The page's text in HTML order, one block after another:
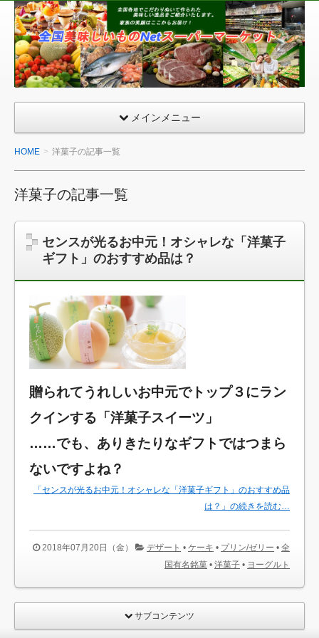
全
国
美
味
も
の
ッ
ト
ス
ー
パ
メインメニュー
HOME 洋菓子の記事一覧
洋菓子の記事一覧
センスが光るお中元！オシャレな「洋菓子
ギフト」のおすすめ品は？
贈られてうれしいお中元でトップ３にラン
クインする「洋菓子スイーツ」
……でも、ありきたりなギフトではつまら
ないですよね？
「センスが光るお中元！オシャレな「洋菓子ギフト」のおすすめ品
は？」の続きを読む…
2018年07月20日（金） デザート • ケーキ • プリン/ゼリー • 全
国有名銘菓 • 洋菓子 • ヨーグルト
サブコンテンツ